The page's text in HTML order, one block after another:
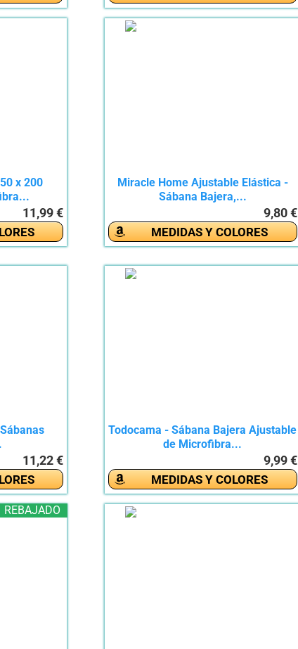
x 200
11,99 €
Miracle Home Ajustable Elástica -
Sábana Bajera,...
9,80 €
MEDIDAS Y COLORES
11,22 €
Todocama - Sábana Bajera Ajustable
de Microfibra...
9,99 €
MEDIDAS Y COLORES
REBAJADO